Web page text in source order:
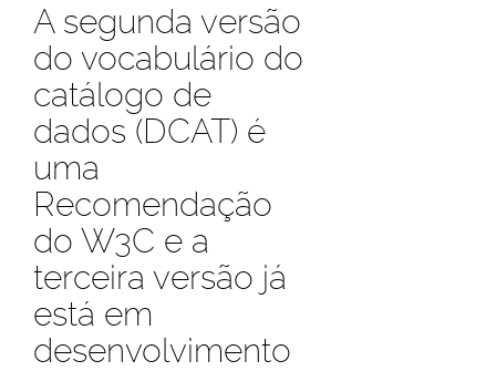
A segunda versão
do vocabulário do
catálogo de
dados (DCAT) é
uma
Recomendação
do W3C e a
terceira versão já
está em
desenvolvimento